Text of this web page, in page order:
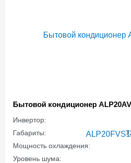
Бытовой кондиционер
Инвертор:
Габариты:
Мощность охлаждения:
Уровень шума: